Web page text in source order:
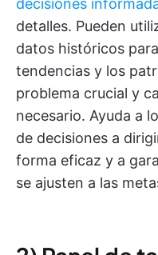
decisiones
detalles. Pueden
datos históricos
tendencias y los
problema crucial y
necesario. Ayuda a
de decisiones a
forma eficaz y a
se ajusten a las